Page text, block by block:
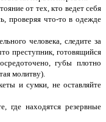
от тех, кто ведет себя
проверяя что-то в одежде
человека, следите за
преступник, гото­вящийся
губы плотно
молитву).
и сумки, не оставляйте
где находятся резервные